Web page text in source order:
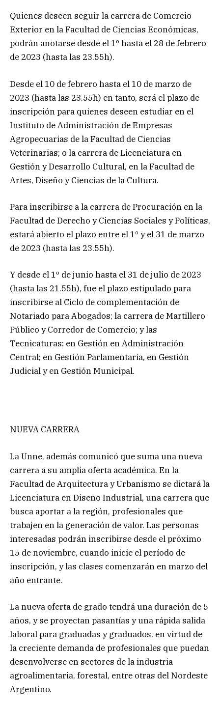
Quienes deseen seguir la carrera de Comercio
Exterior en la Facultad de Ciencias Económicas,
podrán anotarse desde el 1º hasta el 28 de febrero
de 2023 (hasta las 23.55h).
Desde el 10 de febrero hasta el 10 de marzo de
2023 (hasta las 23.55h) en tanto, será el plazo de
inscripción para quienes deseen estudiar en el
Instituto de Administración de Empresas
Agropecuarias de la Facultad de Ciencias
Veterinarias; o la carrera de Licenciatura en
Gestión y Desarrollo Cultural, en la Facultad de
Artes, Diseño y Ciencias de la Cultura.
Para inscribirse a la carrera de Procuración en la
Facultad de Derecho y Ciencias Sociales y Políticas,
estará abierto el plazo entre el 1º y el 31 de marzo
de 2023 (hasta las 23.55h).
Y desde el 1º de junio hasta el 31 de julio de 2023
(hasta las 21.55h), fue el plazo estipulado para
inscribirse al Ciclo de complementación de
Notariado para Abogados; la carrera de Martillero
Público y Corredor de Comercio; y las
Tecnicaturas: en Gestión en Administración
Central; en Gestión Parlamentaria, en Gestión
Judicial y en Gestión Municipal.
NUEVA CARRERA
La Unne, además comunicó que suma una nueva
carrera a su amplia oferta académica. En la
Facultad de Arquitectura y Urbanismo se dictará la
Licenciatura en Diseño Industrial, una carrera que
busca aportar a la región, profesionales que
trabajen en la generación de valor. Las personas
interesadas podrán inscribirse desde el próximo
15 de noviembre, cuando inicie el período de
inscripción, y las clases comenzarán en marzo del
año entrante.
La nueva oferta de grado tendrá una duración de 5
años, y se proyectan pasantías y una rápida salida
laboral para graduadas y graduados, en virtud de
la creciente demanda de profesionales que puedan
desenvolverse en sectores de la industria
agroalimentaria, forestal, entre otras del Nordeste
Argentino.